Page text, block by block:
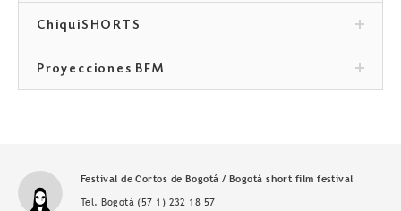
ChiquiSHORTS
Proyecciones BFM
Festival de Cortos de Bogotá / Bogotá short film festival
Tel. Bogotá (57 1) 232 18 57